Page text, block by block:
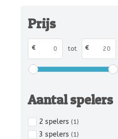
Prijs
€ tot €
Aantal spelers
2 spelers (1)
3 spelers (1)